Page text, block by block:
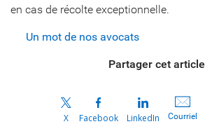
en cas de récolte exceptionnelle.
Un mot de nos avocats
Partager cet article
X Facebook LinkedIn Courriel